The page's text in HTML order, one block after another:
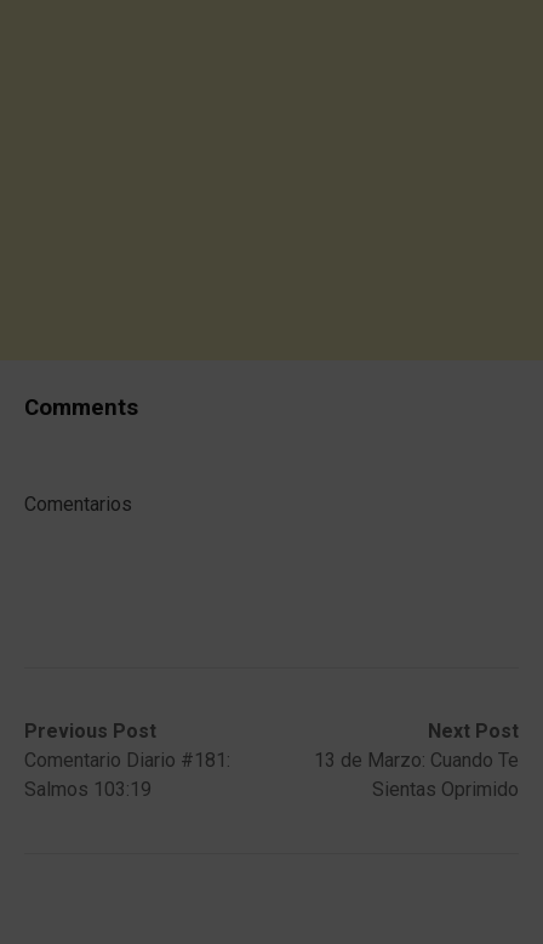
Comments
Comentarios
Post
navigation
Previous Post
Previous
post:Comentario Diario #181:
Salmos 103:19
Next Post
Next
post:
13 de Marzo: Cuando Te
Sientas Oprimido